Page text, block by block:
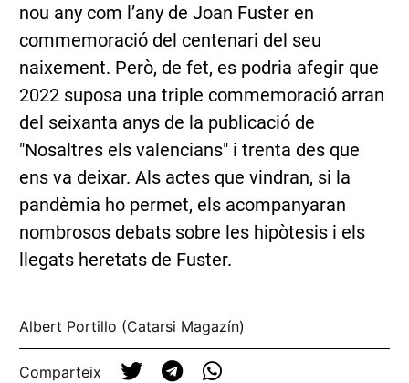
nou any com l’any de Joan Fuster en
commemoració del centenari del seu
naixement. Però, de fet, es podria afegir que
2022 suposa una triple commemoració arran
del seixanta anys de la publicació de
"Nosaltres els valencians" i trenta des que
ens va deixar. Als actes que vindran, si la
pandèmia ho permet, els acompanyaran
nombrosos debats sobre les hipòtesis i els
llegats heretats de Fuster.
Albert Portillo (Catarsi Magazín)
Comparteix